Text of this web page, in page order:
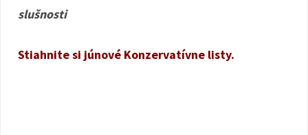
slušnosti
Stiahnite si júnové Konzervatívne listy.